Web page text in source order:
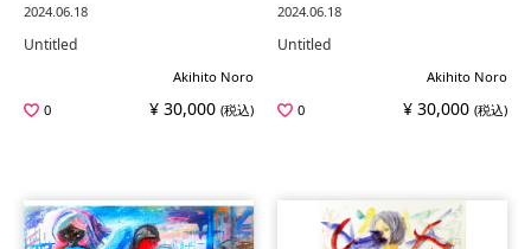
2024.06.18
Untitled
Akihito Noro
0
¥ 30,000 (税込)
2024.06.18
Untitled
Akihito Noro
0
¥ 30,000 (税込)